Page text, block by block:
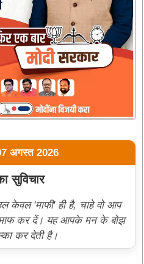
अगस्त 2026
सुविचार
केवल 'माफी' ही है, चाहे वो आप
माफ कर दें। यह आपके मन के बोझ
कर देती है।